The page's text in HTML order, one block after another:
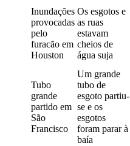
Inundações
provocadas
pelo
furacão em
Houston
Os esgotos e
as ruas
estavam
cheios de
água suja
Tubo
grande
partido em
São
Francisco
Um grande
tubo de
esgoto partiu-
se e os
esgotos
foram parar à
baía